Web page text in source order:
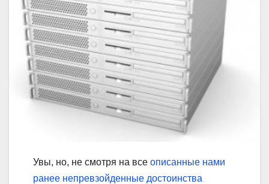
Увы, но, не смотря на все описанные нами
ранее непревзойденные достоинства